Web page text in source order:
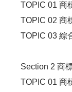
TOPIC 01
TOPIC 02
TOPIC 03
Section 2 商
TOPIC 01 商